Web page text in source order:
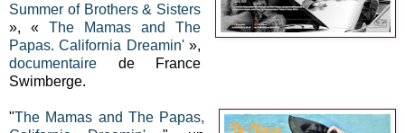
Summer of Brothers & Sisters
», «The Mamas and The
Papas. California Dreamin'»,
documentaire de France
Swimberge.
"The Mamas and The Papas,